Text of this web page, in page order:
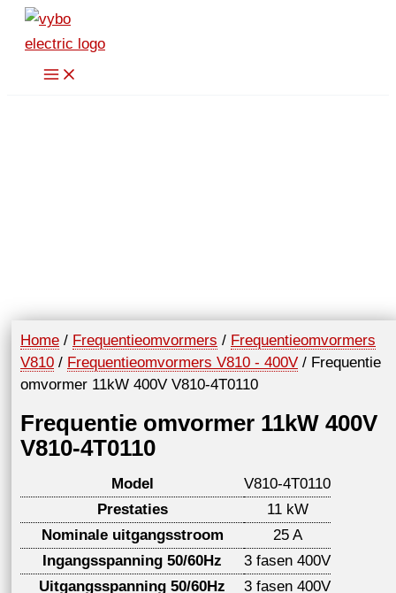
Spring
naar
Home / Frequentieomvormers / Frequentieomvormers
V810 / Frequentieomvormers V810 - 400V / Frequentie
omvormer 11kW 400V V810-4T0110
Frequentie omvormer 11kW 400V
V810-4T0110
Model
V810-4T0110
Prestaties
11 kW
Nominale uitgangsstroom
25 A
Ingangsspanning 50/60Hz
3 fasen 400V
Uitgangsspanning 50/60Hz
3 fasen 400V